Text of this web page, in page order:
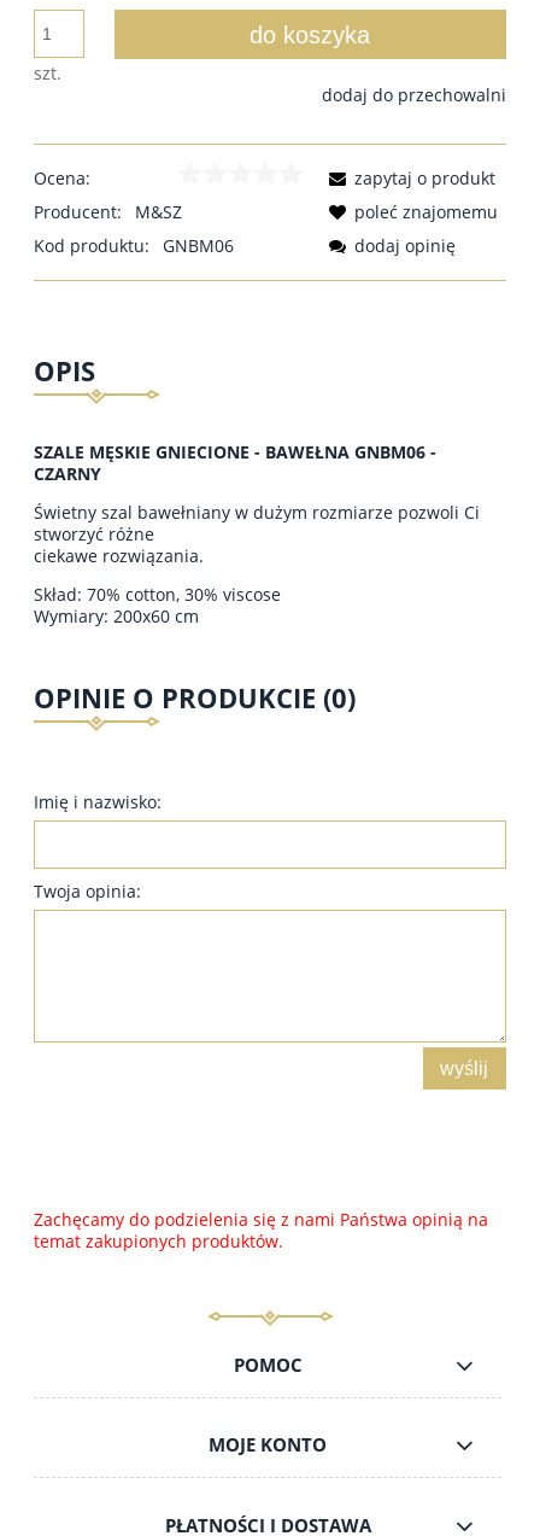
szt.
do koszyka
dodaj do przechowalni
Ocena:
Producent:
M&SZ
Kod produktu:
GNBM06
zapytaj o produkt
poleć znajomemu
dodaj opinię
OPIS
SZALE MĘSKIE GNIECIONE - BAWEŁNA GNBM06 -
CZARNY
Świetny szal bawełniany w dużym rozmiarze pozwoli Ci
stworzyć różne
ciekawe rozwiązania.
Skład: 70% cotton, 30% viscose
Wymiary: 200x60 cm
OPINIE O PRODUKCIE (0)
Imię i nazwisko:
Twoja opinia:
wyślij
Zachęcamy do podzielenia się z nami Państwa opinią na
temat zakupionych produktów.
POMOC
MOJE KONTO
PŁATNOŚCI I DOSTAWA